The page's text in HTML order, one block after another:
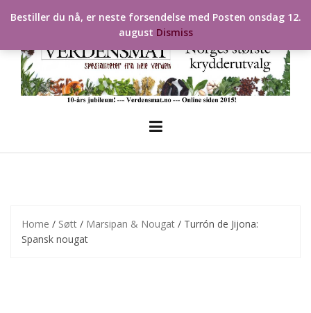
Home / Søtt / Marsipan & Nougat / Turrón de Jijona:
Spansk nougat
Bestiller du nå, er neste forsendelse med Posten onsdag 12.
august Dismiss